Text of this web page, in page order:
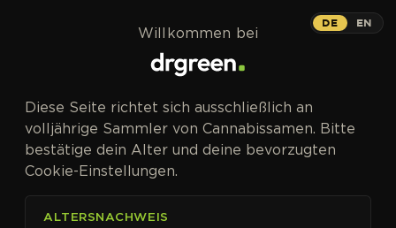
Skunk #11
Über eine Million verkaufte Samen –
der Skunk-Klassiker.
DE EN
Willkommen bei
Diese Seite richtet sich ausschließlich an
volljährige Sammler von Cannabissamen. Bitte
bestätige dein Alter und deine bevorzugten
Cookie-Einstellungen.
ALTERSNACHWEIS